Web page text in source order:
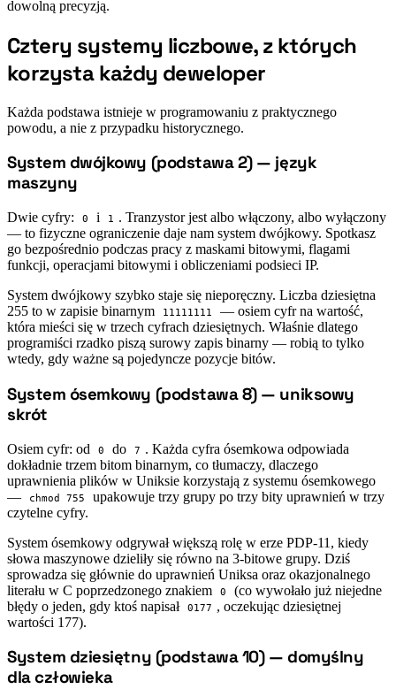
dowolną precyzją.
#
Cztery systemy liczbowe, z których
korzysta każdy deweloper
Każda podstawa istnieje w programowaniu z praktycznego
powodu, a nie z przypadku historycznego.
#
System dwójkowy (podstawa 2) — język
maszyny
Dwie cyfry: 0 i 1 . Tranzystor jest albo włączony, albo wyłączony
— to fizyczne ograniczenie daje nam system dwójkowy. Spotkasz
go bezpośrednio podczas pracy z maskami bitowymi, flagami
funkcji, operacjami bitowymi i obliczeniami podsieci IP.
System dwójkowy szybko staje się nieporęczny. Liczba dziesiętna
255 to w zapisie binarnym
11111111
— osiem cyfr na wartość,
która mieści się w trzech cyfrach dziesiętnych. Właśnie dlatego
programiści rzadko piszą surowy zapis binarny — robią to tylko
wtedy, gdy ważne są pojedyncze pozycje bitów.
#
System ósemkowy (podstawa 8) — uniksowy
skrót
Osiem cyfr: od 0 do 7 . Każda cyfra ósemkowa odpowiada
dokładnie trzem bitom binarnym, co tłumaczy, dlaczego
uprawnienia plików w Uniksie korzystają z systemu ósemkowego
—
chmod 755
upakowuje trzy grupy po trzy bity uprawnień w trzy
czytelne cyfry.
System ósemkowy odgrywał większą rolę w erze PDP-11, kiedy
słowa maszynowe dzieliły się równo na 3-bitowe grupy. Dziś
sprowadza się głównie do uprawnień Uniksa oraz okazjonalnego
literału w C poprzedzonego znakiem
0
(co wywołało już niejedne
błędy o jeden, gdy ktoś napisał
0177 , oczekując dziesiętnej
wartości 177).
#
System dziesiętny (podstawa 10) — domyślny
dla człowieka